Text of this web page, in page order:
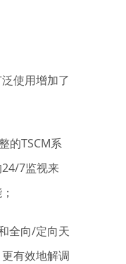
使用增加了
的TSCM系
7监视来
全向/定向天
有效地解调